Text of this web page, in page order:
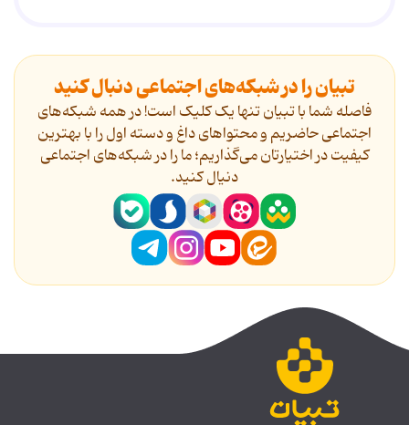
تبیان را در شبکه‌های اجتماعی دنبال کنید
فاصله شما با تبیان تنها یک کلیک است! در همه شبکه‌های
اجتماعی حاضریم و محتواهای داغ و دسته اول را با بهترین
کیفیت در اختیارتان می‌گذاریم؛ ما را در شبکه‌های اجتماعی
دنیال کنید.